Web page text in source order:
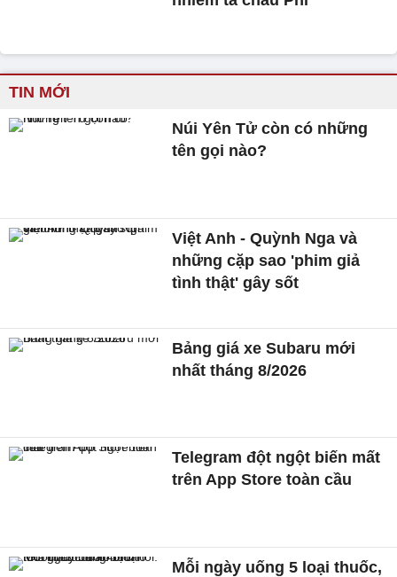
TIN MỚI
Núi Yên Tử còn có những
tên gọi nào?
Việt Anh - Quỳnh Nga và
những cặp sao 'phim giả
tình thật' gây sốt
Bảng giá xe Subaru mới
nhất tháng 8/2026
Telegram đột ngột biến mất
trên App Store toàn cầu
Mỗi ngày uống 5 loại thuốc,